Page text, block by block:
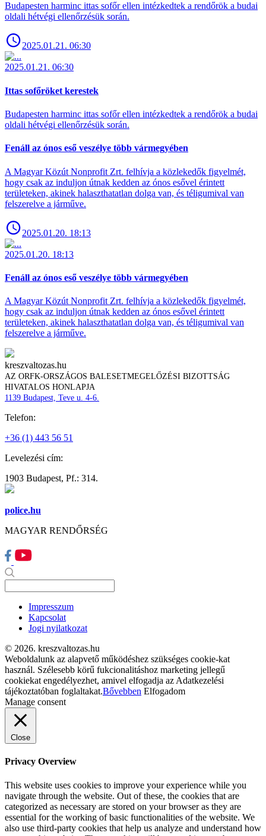
Budapesten harminc ittas sofőr ellen intézkedtek a rendőrök a budai
oldali hétvégi ellenőrzésük során.
2025.01.21. 06:30
2025.01.21. 06:30
Ittas sofőröket kerestek
Budapesten harminc ittas sofőr ellen intézkedtek a rendőrök a budai
oldali hétvégi ellenőrzésük során.
Fenáll az ónos eső veszélye több vármegyében
A Magyar Közút Nonprofit Zrt. felhívja a közlekedők figyelmét,
hogy csak az induljon útnak kedden az ónos esővel érintett
területeken, akinek halaszthatatlan dolga van, és téligumival van
felszerelve a járműve.
2025.01.20. 18:13
2025.01.20. 18:13
Fenáll az ónos eső veszélye több vármegyében
A Magyar Közút Nonprofit Zrt. felhívja a közlekedők figyelmét,
hogy csak az induljon útnak kedden az ónos esővel érintett
területeken, akinek halaszthatatlan dolga van, és téligumival van
felszerelve a járműve.
kreszvaltozas.hu
AZ ORFK-ORSZÁGOS BALESETMEGELŐZÉSI BIZOTTSÁG
HIVATALOS HONLAPJA
1139 Budapest, Teve u. 4-6.
Telefon:
+36 (1) 443 56 51
Levelezési cím:
1903 Budapest, Pf.: 314.
police.hu
MAGYAR RENDŐRSÉG
Impresszum
Kapcsolat
Jogi nyilatkozat
© 2026. kreszvaltozas.hu
Weboldalunk az alapvető működéshez szükséges cookie-kat
használ. Szélesebb körű fukcionalitáshoz marketing jellegű
cookiekat engedélyezhet, amivel elfogadja az Adatkezelési
tájékoztatóban foglaltakat.Bővebben Elfogadom
Manage consent
Close
Privacy Overview
This website uses cookies to improve your experience while you
navigate through the website. Out of these, the cookies that are
categorized as necessary are stored on your browser as they are
essential for the working of basic functionalities of the website. We
also use third-party cookies that help us analyze and understand how